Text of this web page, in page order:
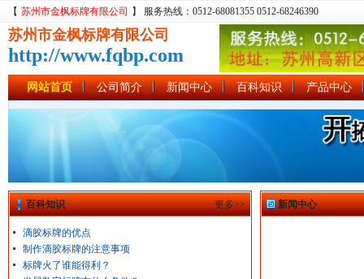
【 苏州市金枫标牌有限公司 】 服务热线：0512-68081355 0512-68246390
苏州市金枫标牌有限公司
http://www.fqbp.com
网站首页 公司简介 新闻中心 百科知识 产品中心
百科知识 更多>>
滴胶标牌的优点
制作滴胶标牌的注意事项
标牌火了谁能得利？
新闻中心